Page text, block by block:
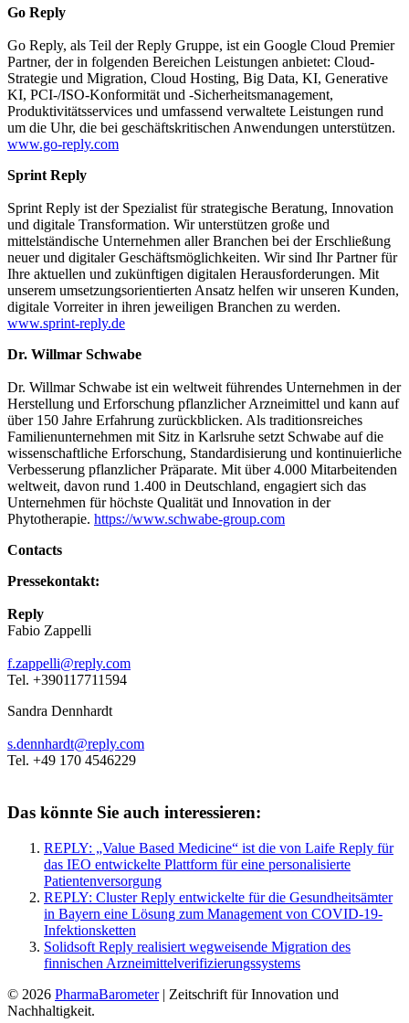
Go Reply
Go Reply, als Teil der Reply Gruppe, ist ein Google Cloud Premier
Partner, der in folgenden Bereichen Leistungen anbietet: Cloud-
Strategie und Migration, Cloud Hosting, Big Data, KI, Generative
KI, PCI-/ISO-Konformität und -Sicherheitsmanagement,
Produktivitätsservices und umfassend verwaltete Leistungen rund
um die Uhr, die bei geschäftskritischen Anwendungen unterstützen.
www.go-reply.com
Sprint Reply
Sprint Reply ist der Spezialist für strategische Beratung, Innovation
und digitale Transformation. Wir unterstützen große und
mittelständische Unternehmen aller Branchen bei der Erschließung
neuer und digitaler Geschäftsmöglichkeiten. Wir sind Ihr Partner für
Ihre aktuellen und zukünftigen digitalen Herausforderungen. Mit
unserem umsetzungsorientierten Ansatz helfen wir unseren Kunden,
digitale Vorreiter in ihren jeweiligen Branchen zu werden.
www.sprint-reply.de
Dr. Willmar Schwabe
Dr. Willmar Schwabe ist ein weltweit führendes Unternehmen in der
Herstellung und Erforschung pflanzlicher Arzneimittel und kann auf
über 150 Jahre Erfahrung zurückblicken. Als traditionsreiches
Familienunternehmen mit Sitz in Karlsruhe setzt Schwabe auf die
wissenschaftliche Erforschung, Standardisierung und kontinuierliche
Verbesserung pflanzlicher Präparate. Mit über 4.000 Mitarbeitenden
weltweit, davon rund 1.400 in Deutschland, engagiert sich das
Unternehmen für höchste Qualität und Innovation in der
Phytotherapie. https://www.schwabe-group.com
Contacts
Pressekontakt:
Reply
Fabio Zappelli
f.zappelli@reply.com
Tel. +390117711594
Sandra Dennhardt
s.dennhardt@reply.com
Tel. +49 170 4546229
Das könnte Sie auch interessieren:
REPLY: „Value Based Medicine“ ist die von Laife Reply für
das IEO entwickelte Plattform für eine personalisierte
Patientenversorgung
REPLY: Cluster Reply entwickelte für die Gesundheitsämter
in Bayern eine Lösung zum Management von COVID-19-
Infektionsketten
Solidsoft Reply realisiert wegweisende Migration des
finnischen Arzneimittelverifizierungssystems
© 2026 PharmaBarometer| Zeitschrift für Innovation und
Nachhaltigkeit.